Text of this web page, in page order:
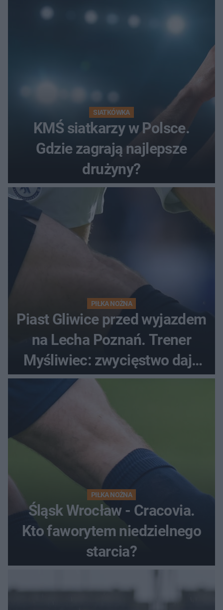
SIATKÓWKA
KMŚ siatkarzy w Polsce.
Gdzie zagrają najlepsze
drużyny?
PIŁKA NOŻNA
Piast Gliwice przed wyjazdem
na Lecha Poznań. Trener
Myśliwiec: zwycięstwo daje
satysfakcję
PIŁKA NOŻNA
Śląsk Wrocław - Cracovia.
Kto faworytem niedzielnego
starcia?